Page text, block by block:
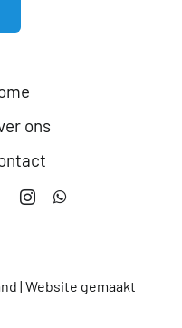
ons
| Website gemaakt